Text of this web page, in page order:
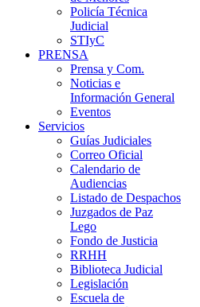
Policía Técnica
Judicial
STIyC
PRENSA
Prensa y Com.
Noticias e
Información General
Eventos
Servicios
Guías Judiciales
Correo Oficial
Calendario de
Audiencias
Listado de Despachos
Juzgados de Paz
Lego
Fondo de Justicia
RRHH
Biblioteca Judicial
Legislación
Escuela de